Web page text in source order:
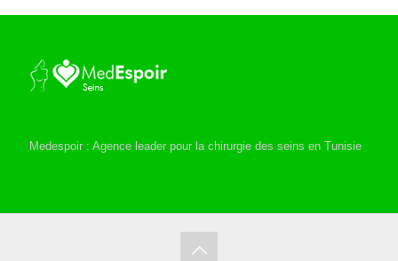
Medespoir : Agence leader pour la chirurgie des seins en Tunisie